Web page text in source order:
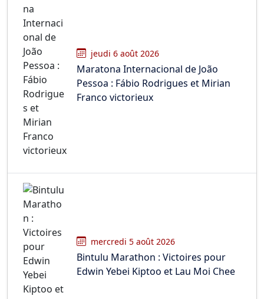
jeudi 6 août 2026
Maratona Internacional de João
Pessoa : Fábio Rodrigues et Mirian
Franco victorieux
mercredi 5 août 2026
Bintulu Marathon : Victoires pour
Edwin Yebei Kiptoo et Lau Moi Chee